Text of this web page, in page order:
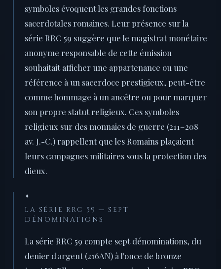
symboles évoquent les grandes fonctions
sacerdotales romaines. Leur présence sur la
série RRC 59 suggère que le magistrat monétaire
anonyme responsable de cette émission
souhaitait afficher une appartenance ou une
référence à un sacerdoce prestigieux, peut-être
comme hommage à un ancêtre ou pour marquer
son propre statut religieux. Ces symboles
religieux sur des monnaies de guerre (211–208
av. J.-C.) rappellent que les Romains plaçaient
leurs campagnes militaires sous la protection des
dieux.
✦
LA SÉRIE RRC 59 — SEPT
DÉNOMINATIONS
La série RRC 59 compte sept dénominations, du
denier d'argent (216AN) à l'once de bronze